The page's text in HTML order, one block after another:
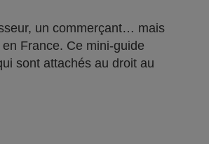
un commerçant… mais
France. Ce mini-guide
sont attachés au droit au